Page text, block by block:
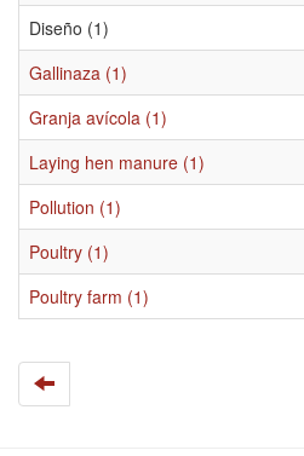
Diseño (1)
Gallinaza (1)
Granja avícola (1)
Laying hen manure (1)
Pollution (1)
Poultry (1)
Poultry farm (1)